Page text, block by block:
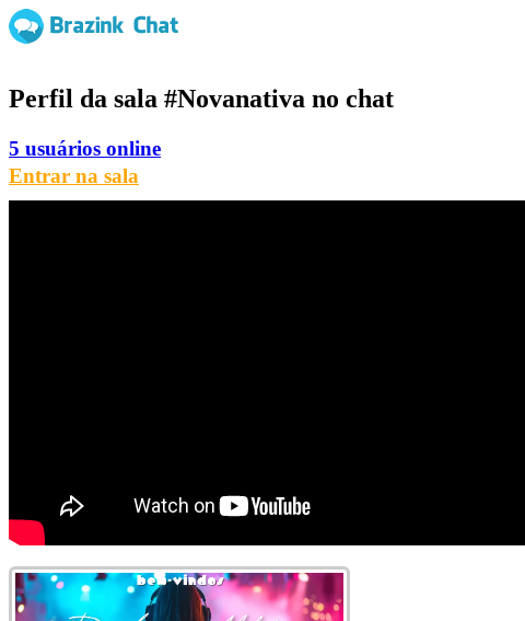
Perfil da sala #Novanativa no chat
5 usuários online
Entrar na sala